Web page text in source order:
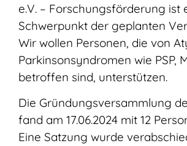
e.V. – Forschungsförderung ist
Schwerpunkt der geplanten
Wir wollen Personen, die von
Parkinsonsyndromen wie PSP,
betroffen sind, unterstützen.
Die Gründungsversammlung
fand am 17.06.2024 mit 12
Eine Satzung wurde